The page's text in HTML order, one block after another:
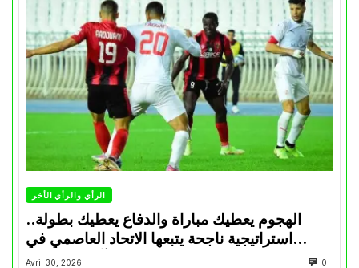
الرأي والرأي الأخر
الهجوم يعطيك مباراة والدفاع يعطيك بطولة..
استراتيجية ناجحة يتبعها الاتحاد العاصمي في
تتويجاته آخر السنوات
Avril 30, 2026 0